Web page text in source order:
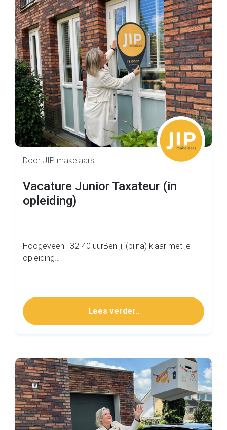
Door JIP makelaars
Vacature Junior Taxateur (in
opleiding)
Hoogeveen | 32-40 uurBen jij (bijna) klaar met je
opleiding…
Lees verder..